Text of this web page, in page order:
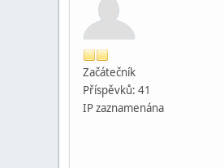
Začátečník
Příspěvků: 41
IP zaznamenána